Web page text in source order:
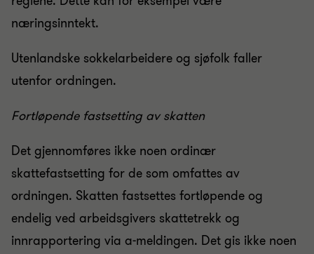
næringsinntekt.
Utenlandske sokkelarbeidere og sjøfolk faller
utenfor ordningen.
Fortløpende fastsetting av skatten
Det gjennomføres ikke noen ordinær
skattefastsetting for de som omfattes av
ordningen. Skatten fastsettes fortløpende og
endelig ved arbeidsgivers skattetrekk og
innrapportering via a-meldingen. Det gis ikke noen